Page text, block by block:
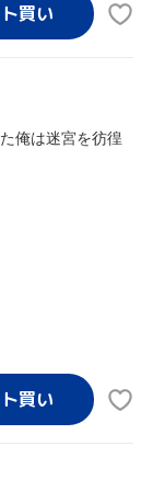
俺は迷宮を彷徨